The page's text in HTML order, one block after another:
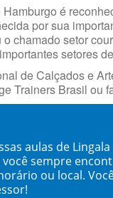
é
por sua
chamado setor
setores
de Calçados e
Trainers Brasil ou
aulas de
sempre
ou local.